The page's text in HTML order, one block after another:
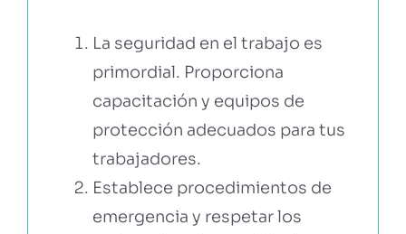
La seguridad en el trabajo es
primordial. Proporciona
capacitación y equipos de
protección adecuados para tus
trabajadores.
Establece procedimientos de
emergencia y respetar los